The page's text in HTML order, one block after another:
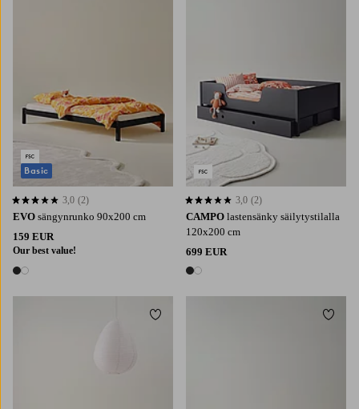
EVO sängynrunko 90x200 cm
159 EUR
Our best value!
2 värejä
3,0 perustuen 2 arvosanaan
3,0 (2)
Basic
CAMPO lastensänky säilytystilalla
120x200 cm
699 EUR
2 värejä
3,0 perustuen 2 arvosanaan
3,0 (2)
Lisää suosikkeihin Lisää